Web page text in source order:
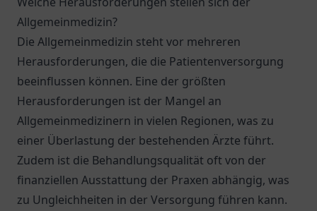
Allgemeinmedizin?
Die Allgemeinmedizin steht vor mehreren
Herausforderungen, die die Patientenversorgung
beeinflussen können. Eine der größten
Herausforderungen ist der Mangel an
Allgemeinmedizinern in vielen Regionen, was zu
einer Überlastung der bestehenden Ärzte führt.
Zudem ist die Behandlungsqualität oft von der
finanziellen Ausstattung der Praxen abhängig, was
zu Ungleichheiten in der Versorgung führen kann.